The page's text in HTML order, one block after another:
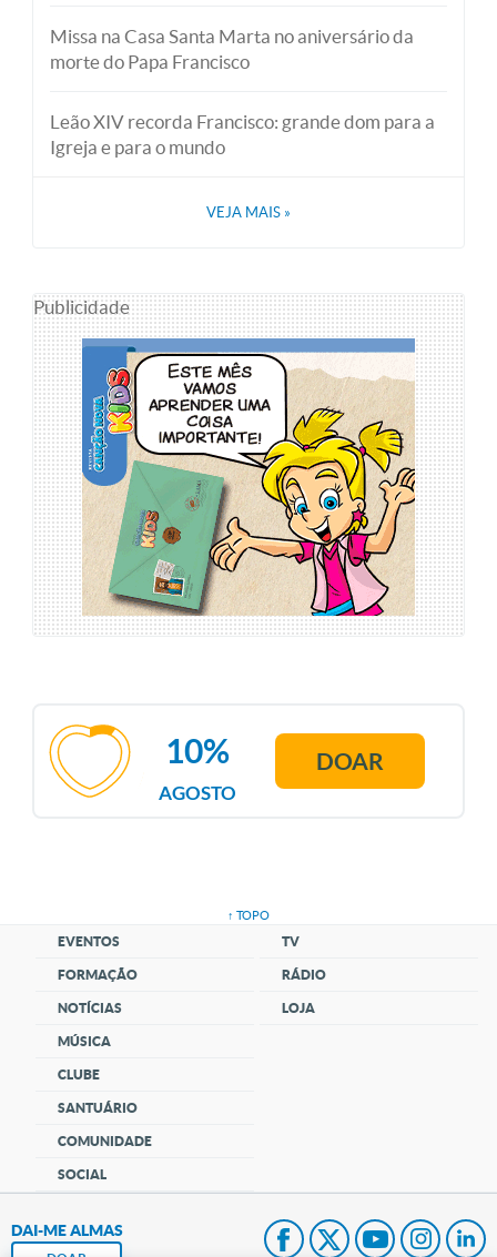
Missa na Casa Santa Marta no aniversário da
morte do Papa Francisco
Leão XIV recorda Francisco: grande dom para a
Igreja e para o mundo
VEJA MAIS »
Publicidade
AGOSTO
10% DOAR
↑ TOPO
EVENTOS
FORMAÇÃO
NOTÍCIAS
MÚSICA
CLUBE
SANTUÁRIO
COMUNIDADE
SOCIAL
TV
RÁDIO
LOJA
DAI-ME ALMAS